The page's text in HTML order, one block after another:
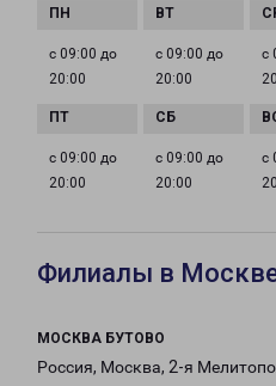
с 09:00 до
20:00
с 09:00 до
20:00
с
с 09:00 до
20:00
с 09:00 до
20:00
с
Филиалы в
МОСКВА БУТОВО
Россия, Москва, 2-я